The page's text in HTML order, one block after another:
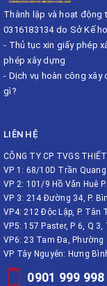
Thành lập và hoạt động
0316183134 do Sở Kế
- Thủ tục xin giấy phép
phép xây dựng
- Dịch vụ hoàn công xây
gì?
LIÊN HỆ
CÔNG TY CP TVGS
VP 1: 68/10D Trần Quang
VP 2: 101/9 Hồ Văn Huê
VP 3: 214 Đường 34, P.
VP4: 212 Độc Lập, P. Tân
VP5: 157 Paster, P 6, Q 3,
VP6: 23 Tam Đa, Phường
VP Tây Nguyên: Hưng
0901 999 998